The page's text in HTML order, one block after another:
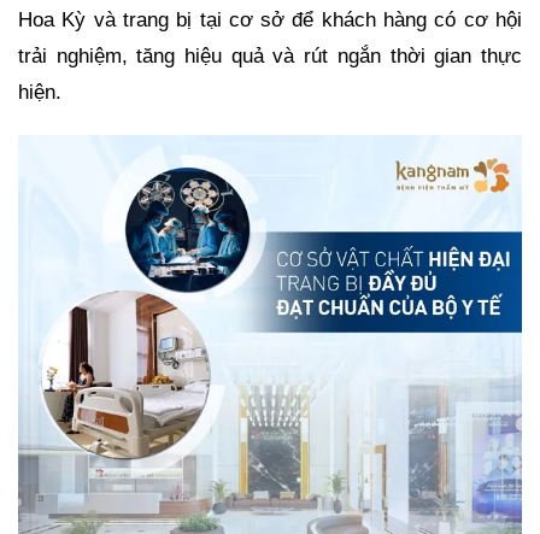
Hoa Kỳ và trang bị tại cơ sở để khách hàng có cơ hội
trải nghiệm, tăng hiệu quả và rút ngắn thời gian thực
hiện.